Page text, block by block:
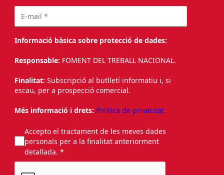
Informació bàsica sobre protecció de dades:
Responsable: FOMENT DEL TREBALL NACIONAL.
Finalitat: Subscripció al butlletí informatiu i, si
escau, per a prospecció comercial.
Més informació i drets: Política de privacitat.
Accepto el tractament de les meves dades
personals per a la finalitat anteriorment
detallada. *